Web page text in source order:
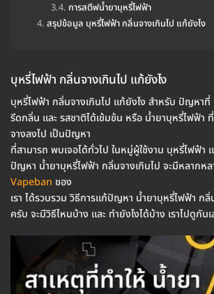
การสตีฟน้ำยาบุหรี่ไฟฟ้า
สรุปข้อมูล บุหรี่ไฟฟ้า กลิ่นจางเกินไป แก้ยังไง
บุหรี่ไฟฟ้า กลิ่นจางเกินไป แก้ยังไง
บุหรี่ไฟฟ้า กลิ่นจางเกินไป แก้ยังไง สำหรับ ปัญหาที่
รีดกลิ่น และ รสชาติได้เข้มข้น หรือ น้ำยาบุหรี่ไฟฟ้า
จางลงไป เป็นปัญหา
ที่สามารถ พบเจอได้ทั่วไป ในหมู่ผู้ใช้งาน บุหรี่ไฟฟ้า
ปัญหา น้ำยาบุหรี่ไฟฟ้า กลิ่นจางเกินไป จะมีหลากหล
Vapeban ของ
เรา ได้รวบรวม วิธีการแก้ปัญหา น้ำยาบุหรี่ไฟฟ้า กลิ่
ครับ จะมีวิธีไหนบ้าง และ ทำยังไงได้บ้าง เราไปดูกัน